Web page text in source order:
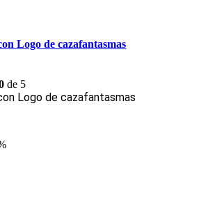
Logo de cazafantasmas
de 5
Logo de cazafantasmas